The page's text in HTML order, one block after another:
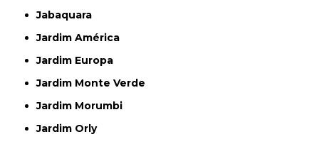
Jabaquara
Jardim América
Jardim Europa
Jardim Monte Verde
Jardim Morumbi
Jardim Orly